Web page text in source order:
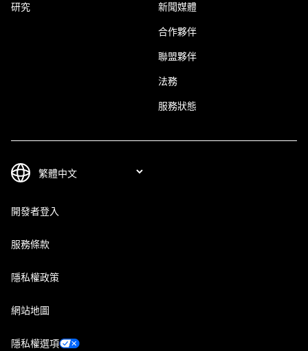
研究 新聞媒體
合作夥伴
聯盟夥伴
法務
服務狀態
開發者登入
服務條款
隱私權政策
網站地圖
隱私權選項